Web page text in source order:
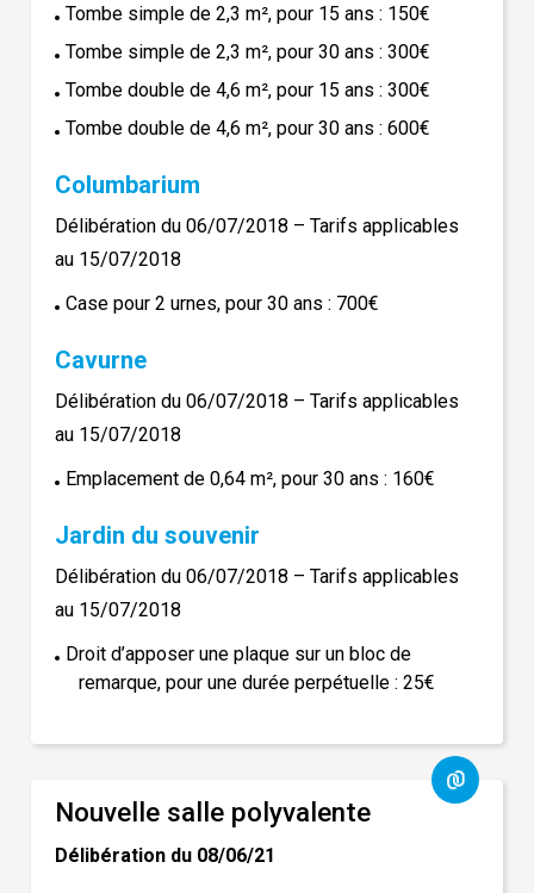
Tombe simple de 2,3 m², pour 15 ans : 150€
Tombe simple de 2,3 m², pour 30 ans : 300€
Tombe double de 4,6 m², pour 15 ans : 300€
Tombe double de 4,6 m², pour 30 ans : 600€
Columbarium
Délibération du 06/07/2018 – Tarifs applicables
au 15/07/2018
Case pour 2 urnes, pour 30 ans : 700€
Cavurne
Délibération du 06/07/2018 – Tarifs applicables
au 15/07/2018
Emplacement de 0,64 m², pour 30 ans : 160€
Jardin du souvenir
Délibération du 06/07/2018 – Tarifs applicables
au 15/07/2018
Droit d’apposer une plaque sur un bloc de
remarque, pour une durée perpétuelle : 25€
Nouvelle salle polyvalente
Délibération du 08/06/21